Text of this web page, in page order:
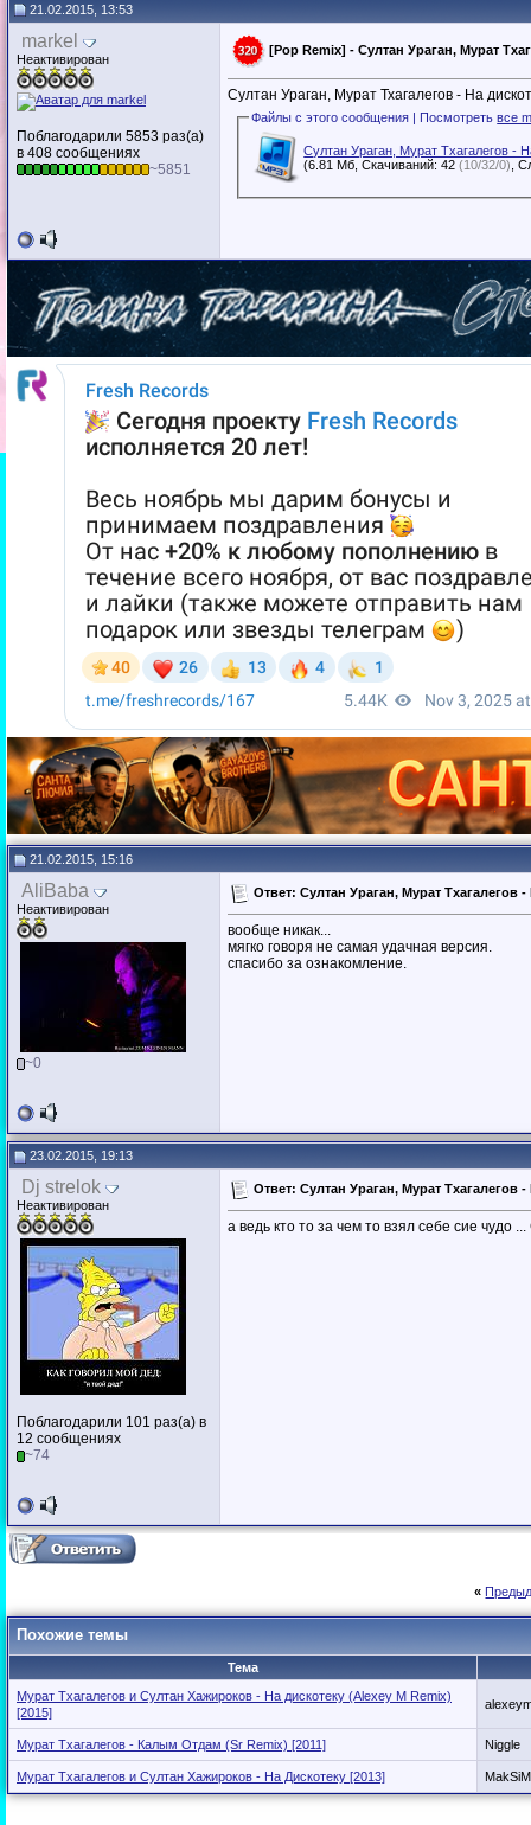
21.02.2015, 13:53
markel
Неактивирован
Поблагодарили 5853 раз(а)
в 408 сообщениях
~5851
[Pop Remix] - Султан Ураган, Мурат
Султан Ураган, Мурат Тхагалегов - На
Файлы с этого сообщения | Посмотретьвсе
Султан Ураган, Мурат Тхагалегов -
(6.81 Мб, Скачиваний: 42(10/32/0)
21.02.2015, 15:16
AliBaba
Неактивирован
~0
Ответ: Султан Ураган, Мурат Тхагалегов
вообще никак...
мягко говоря не самая удачная версия.
спасибо за ознакомление.
23.02.2015, 19:13
Dj strelok
Неактивирован
Поблагодарили 101 раз(а) в
12 сообщениях
~74
Ответ: Султан Ураган, Мурат Тхагалегов
а ведь кто то за чем то взял себе сие чудо
«
Похожие темы
Тема
Мурат Тхагалегов и Султан Хажироков - На дискотеку (Alexey M Remix)
[2015]
Мурат Тхагалегов - Калым Отдам (Sr Remix) [2011] Niggle
Мурат Тхагалегов и Султан Хажироков - На Дискотеку [2013]